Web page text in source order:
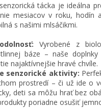
tácka je ideálna
mesiacov v roku, hodín
s našimi mlsáčikmi.
Vyrobené z
báze – naše
najaktívnejšie hravé chvíle.
senzorické aktivity:
prostredí – či už ide o
deti sa môžu hrať bez
poriadne osušiť